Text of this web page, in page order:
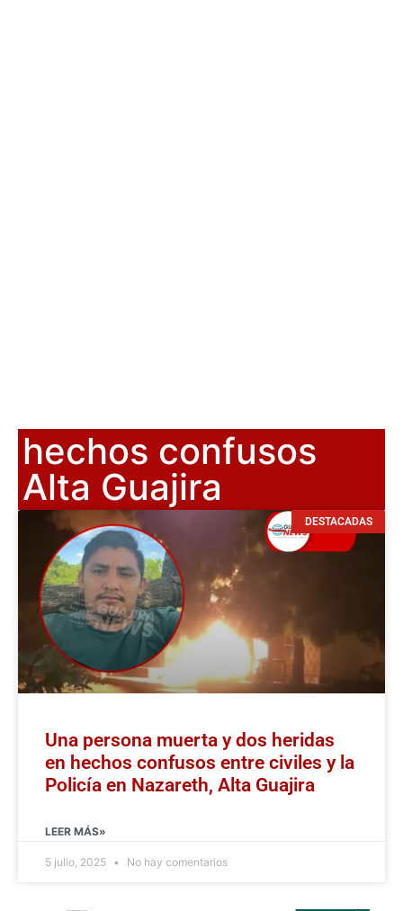
hechos confusos
Alta Guajira
DESTACADAS
Una persona muerta y dos heridas
en hechos confusos entre civiles y la
Policía en Nazareth, Alta Guajira
LEER MÁS»
5 julio, 2025 No hay comentarios